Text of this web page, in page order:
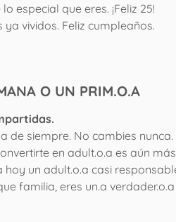
especial que eres. ¡Feliz 25!
vividos. Feliz cumpleaños.
O UN PRIM.O.A
de siempre. No cambies nunca.
en adult.o.a es aún
un adult.o.a casi
familia, eres un.a